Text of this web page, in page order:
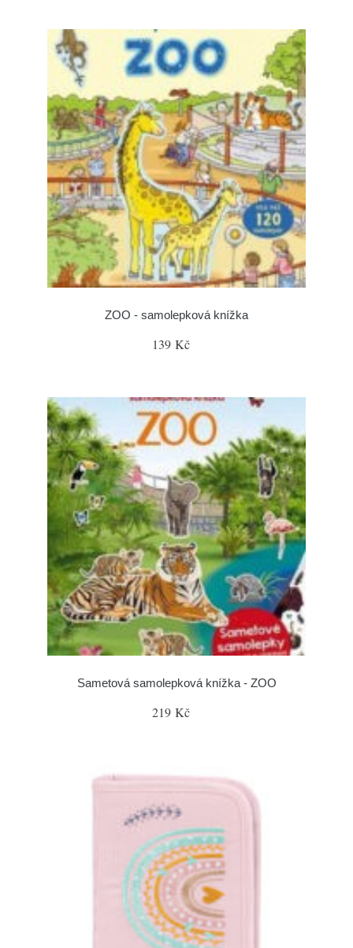
ZOO - samolepková knížka
139 Kč
Sametová samolepková knížka - ZOO
219 Kč